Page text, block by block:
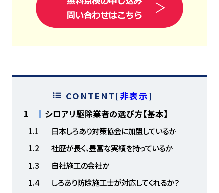
CONTENT[非表示]
1 シロアリ駆除業者の選び方【基本】
1.1
日本しろあり対策協会に加盟しているか
1.2
社歴が長く、豊富な実績を持っているか
1.3
自社施工の会社か
1.4
しろあり防除施工士が対応してくれるか？